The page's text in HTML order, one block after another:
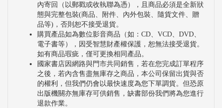
內寄回（以郵戳或收執聯為憑），且商品必須是全新狀
態與完整包裝(商品、附件、內外包裝、隨貨文件、贈
品等)，否則恕不接受退貨。
購買產品如為數位影音商品（如：CD、VCD、DVD、
電子書等），因受智慧財產權保護，恕無法接受退貨。
如有商品瑕疵，僅可更換相同產品。
國家書店因網路與門市共同銷售，若在您完成訂單程序
之後，若內含售盡無庫存之商品，本公司保留出貨與否
的權利，但我們仍會以最快速度為您下單調貨。但恐原
出版機關亦無庫存可供銷售，缺書部份我們將為您進行
退款作業。